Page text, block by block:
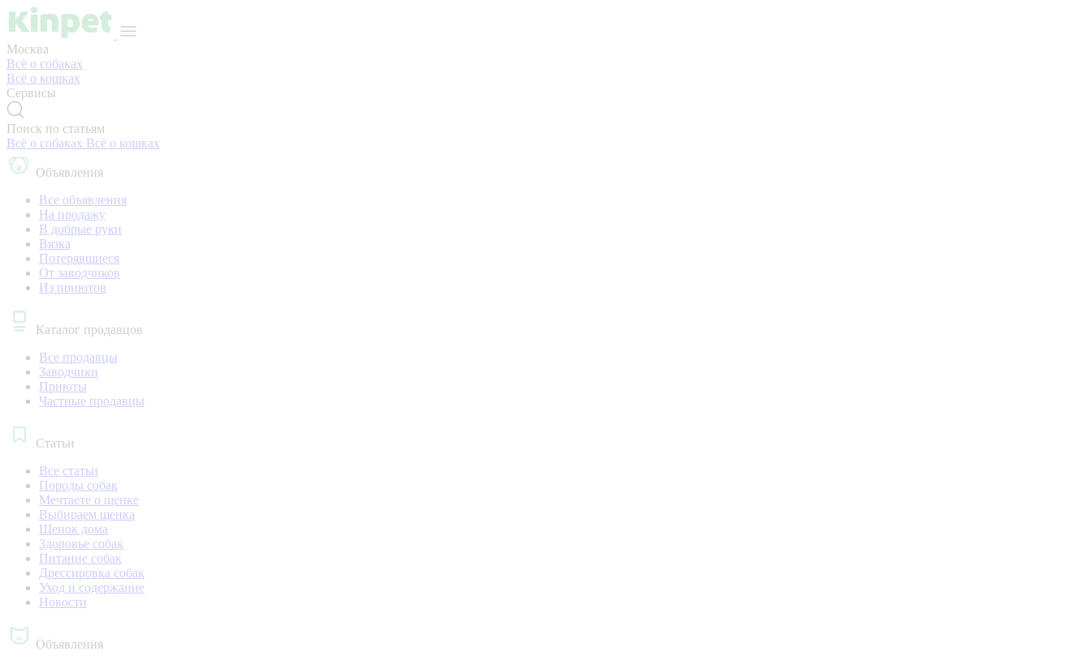
Москва
Всё о собаках
Всё о кошках
Сервисы
Поиск по статьям
Всё о собаках Всё о кошках
Объявления
Все объявления
На продажу
В добрые руки
Вязка
Потерявшиеся
От заводчиков
Из приютов
Каталог продавцов
Все продавцы
Заводчики
Приюты
Частные продавцы
Статьи
Все статьи
Породы собак
Мечтаете о щенке
Выбираем щенка
Щенок дома
Здоровье собак
Питание собак
Дрессировка собак
Уход и содержание
Новости
Объявления